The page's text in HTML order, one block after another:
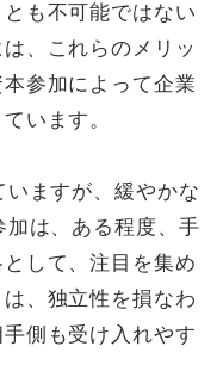
も不可能ではない
、これらのメリッ
参加によって企業
います。
ますが、緩やかな
加は、ある程度、手
して、注目を集め
、独立性を損なわ
側も受け入れやす